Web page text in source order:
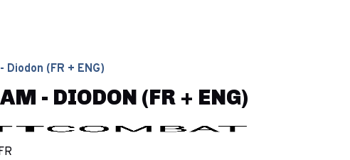
Diodon (FR + ENG)
- DIODON (FR + ENG)